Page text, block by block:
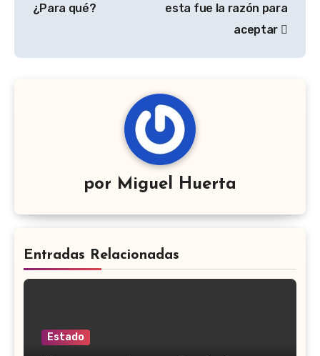
¿Para qué?
esta fue la razón para
aceptar
por Miguel Huerta
Entradas Relacionadas
Estado